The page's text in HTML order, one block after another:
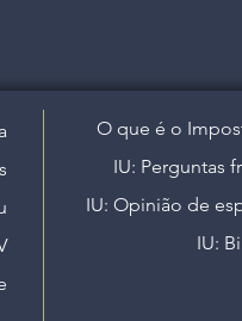
O que é o
IU: Perguntas
IU: Opinião de
IU: